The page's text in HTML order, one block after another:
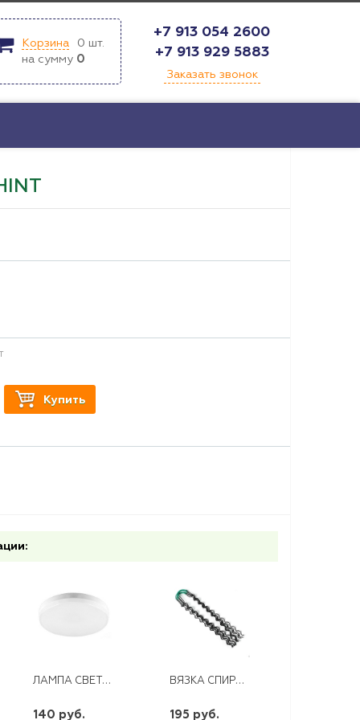
Корзина 0 шт.
на сумму 0
+7 913 054 2600
+7 913 929 5883
Заказать звонок
Купить
ЛАМПА СВЕТОДИОДНАЯ GX53 12W 220V 2700K FERON LB-453
140 руб.
ВЯЗКА СПИРАЛЬНАЯ ВС 70/95
195 руб.